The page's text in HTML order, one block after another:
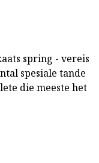
spring - vereis
spesiale tande
die meeste het